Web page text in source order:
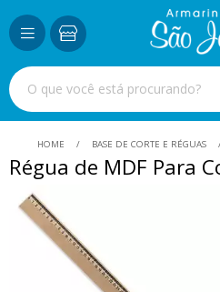
HOME BASE DE CORTE E RÉGUAS
Régua de MDF Para